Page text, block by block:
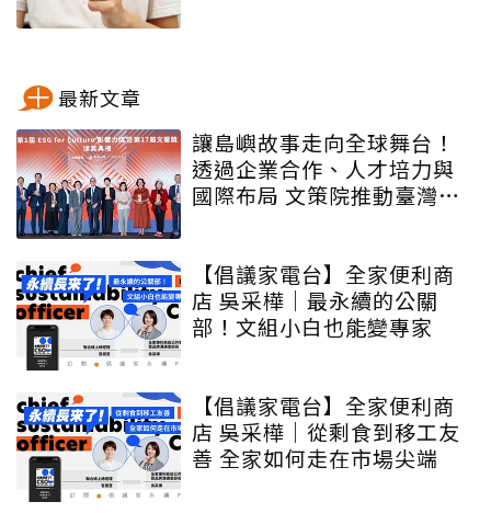
最新文章
讓島嶼故事走向全球舞台！
透過企業合作、人才培力與
國際布局 文策院推動臺灣文
【倡議家電台】全家便利商
店 吳采樺｜最永續的公關
部！文組小白也能變專家
【倡議家電台】全家便利商
店 吳采樺｜從剩食到移工友
善 全家如何走在市場尖端